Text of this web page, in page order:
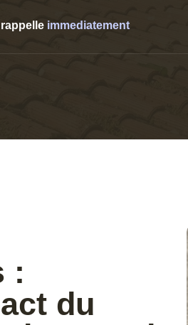
immediatement
:
du